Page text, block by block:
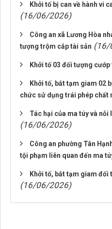
Khởi tố bị can về hành vi
(16/06/2026)
Công an xã Lương Hòa
tượng trộm cắp tài sản (16/
Khởi tố 03 đối tượng cướp
Khởi tố, bắt tạm giam 02
chức sử dụng trái phép chất
Tác hại của ma túy và
(16/06/2026)
Công an phường Tân
tội phạm liên quan đến ma
Khởi tố, bắt tạm giam đối
(16/06/2026)